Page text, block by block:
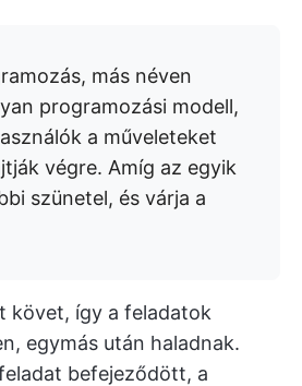
más néven
programozási modell,
a műveleteket
végre. Amíg az egyik
szünetel, és várja a
követ, így a feladatok
egymás után haladnak.
befejeződött, a